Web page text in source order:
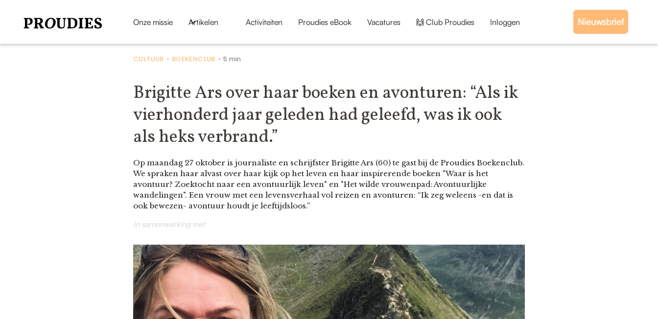
Onze missie Artikelen Activiteiten Proudies eBook Vacatures 🙌 Club Proudies Inloggen Nieuwsbrief
CULTUUR • BOEKENCLUB • 5 min
Brigitte Ars over haar boeken en avonturen: “Als ik
vierhonderd jaar geleden had geleefd, was ik ook
als heks verbrand.”
Op maandag 27 oktober is journaliste en schrijfster Brigitte Ars (60) te gast bij de Proudies Boekenclub.
We spraken haar alvast over haar kijk op het leven en haar inspirerende boeken "Waar is het
avontuur? Zoektocht naar een avontuurlijk leven" en "Het wilde vrouwenpad: Avontuurlijke
wandelingen". Een vrouw met een levensverhaal vol reizen en avonturen: “Ik zeg weleens -en dat is
ook bewezen- avontuur houdt je leeftijdsloos.”
In samenwerking met